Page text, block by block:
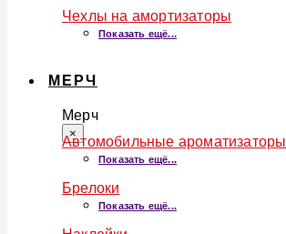
Чехлы на амортизаторы
Показать ещё...
МЕРЧ
Мерч
×
Автомобильные ароматизаторы
Показать ещё...
Брелоки
Показать ещё...